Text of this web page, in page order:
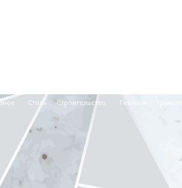
Стиль Строительство Техника